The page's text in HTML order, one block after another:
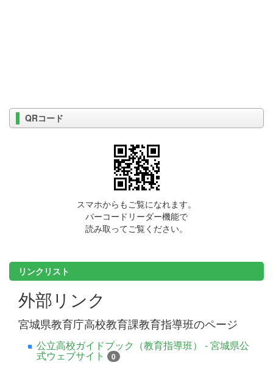
QRコード
スマホからもご覧になれます。
バーコードリーダー機能で
読み取ってご覧ください。
リンクリスト
外部リンク
宮城県教育庁高校教育課教育指導班のページ
公立高校ガイドブック（教育指導班） - 宮城県公
式ウェブサイト 0